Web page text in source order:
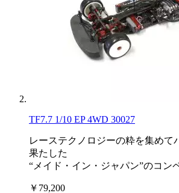
TF7.7 1/10 EP 4WD 30027
レーステクノロジーの粋を集めて
果たした
“メイド・イン・ジャパン”のコン
￥79,200